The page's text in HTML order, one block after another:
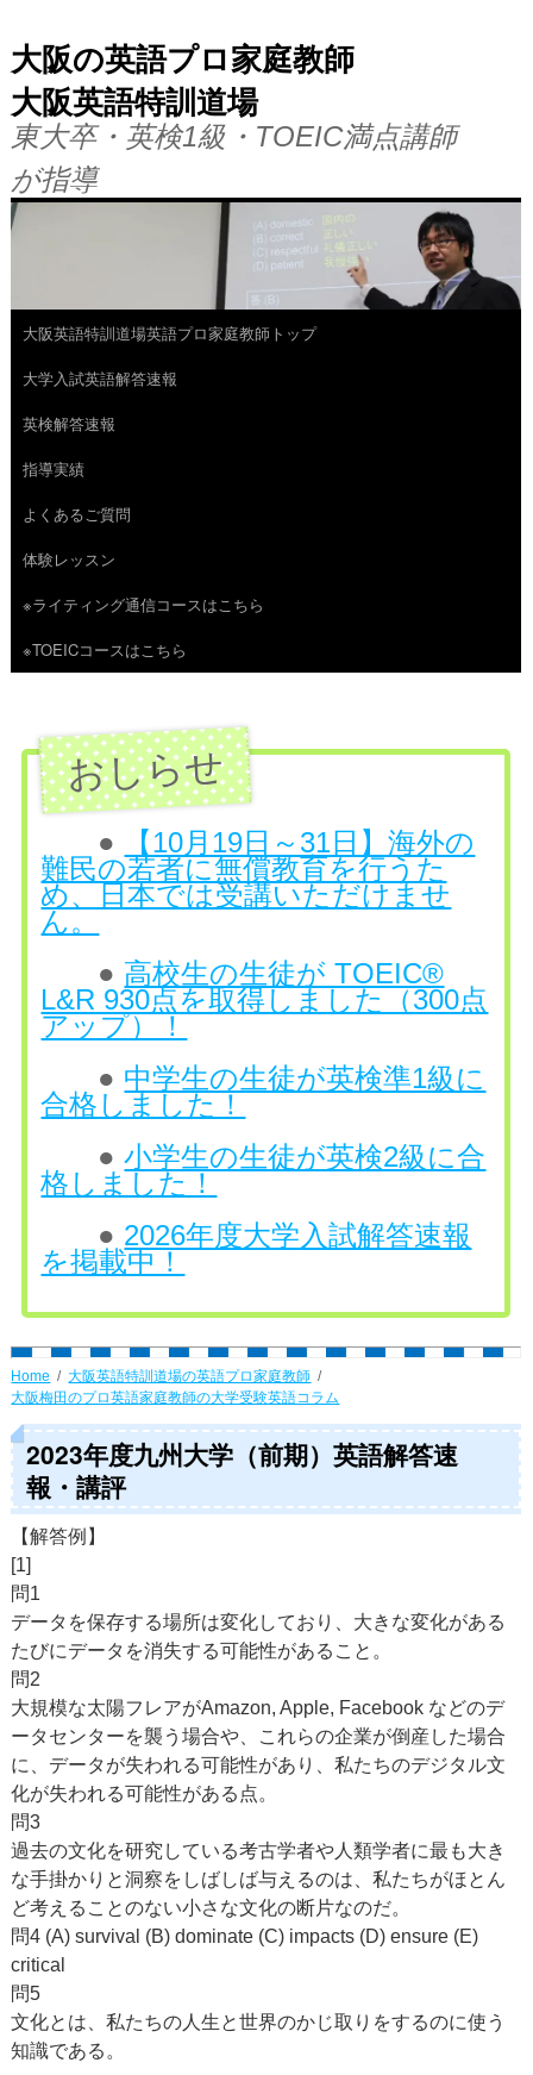
大阪の英語プロ家庭教師
大阪英語特訓道場
東大卒・英検1級・TOEIC満点講師
が指導
コ
ン
テ
ン
ツ
へ
ス
キ
大阪英語特訓道場英語プロ家庭教師トップ
大学入試英語解答速報
英検解答速報
指導実績
よくあるご質問
体験レッスン
※ライティング通信コースはこちら
※TOEICコースはこちら
●
【10月19日～31日】海外の
難民の若者に無償教育を行うた
め、日本では受講いただけませ
ん。
● 高校生の生徒が TOEIC®
L&R 930点を取得しました（300点
アップ）！
● 中学生の生徒が英検準1級に
合格しました！
●小学生の生徒が英検2級に合
格しました！
● 2026年度大学入試解答速報
を掲載中！
Home
大阪英語特訓道場の英語プロ家庭教師
大阪梅田のプロ英語家庭教師の大学受験英語コラム
2023年度九州大学（前期）英語解答速
報・講評
【解答例】
[1]
問1
データを保存する場所は変化しており、大きな変化がある
たびにデータを消失する可能性があること。
問2
大規模な太陽フレアがAmazon, Apple, Facebook などのデ
ータセンターを襲う場合や、これらの企業が倒産した場合
に、データが失われる可能性があり、私たちのデジタル文
化が失われる可能性がある点。
問3
過去の文化を研究している考古学者や人類学者に最も大き
な手掛かりと洞察をしばしば与えるのは、私たちがほとん
ど考えることのない小さな文化の断片なのだ。
問4 (A) survival (B) dominate (C) impacts (D) ensure (E)
critical
問5
文化とは、私たちの人生と世界のかじ取りをするのに使う
知識である。